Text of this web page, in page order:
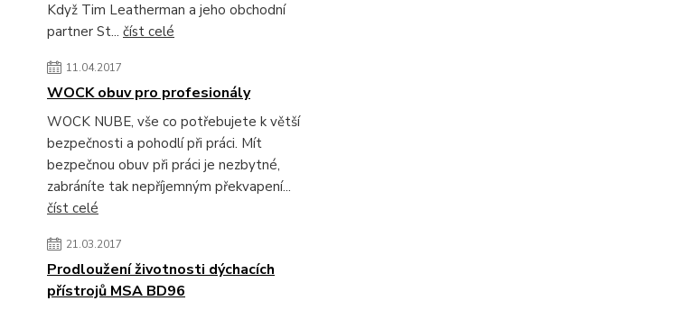
Když Tim Leatherman a jeho obchodní
partner St... číst celé
11.04.2017
WOCK obuv pro profesionály
WOCK NUBE, vše co potřebujete k větší
bezpečnosti a pohodlí při práci. Mít
bezpečnou obuv při práci je nezbytné,
zabráníte tak nepříjemným překvapení...
číst celé
21.03.2017
Prodloužení životnosti dýchacích
přístrojů MSA BD96